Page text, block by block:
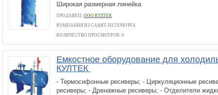
Широкая размерная линейка
ПРОДАВЕЦ: ООО КУЛТЕК
КОМПАНИЯ ИЗ САНКТ-ПЕТЕРБУРГА
КОЛИЧЕСТВО ПРОСМОТРОВ: 0
Емкостное оборудование для
КУЛТЕК
- Термосифонные ресиверы; - Циркуляционные
ресиверы; - Дренажные ресиверы; - Отделители